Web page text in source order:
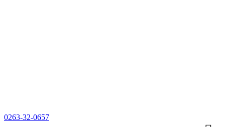
0263-32-0657